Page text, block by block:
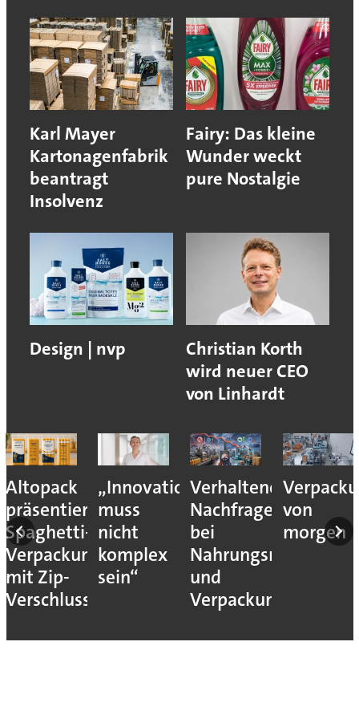
Karl Mayer
Kartonagenfabrik
beantragt
Insolvenz
Fairy: Das kleine
Wunder weckt
pure Nostalgie
Design | nvp
Christian Korth
wird neuer CEO
von Linhardt
Altopack
präsentiert
Spaghetti-
Verpackung
mit Zip-
Verschluss
„Innovation
muss
nicht
komplex
sein“
Verhaltene
Nachfrage
bei
Nahrungsmittel-
und
von
morgen